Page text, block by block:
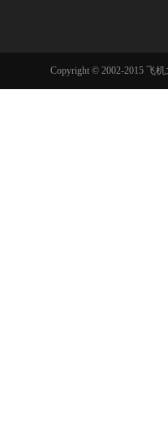
Copyright © 2002-2015 飞